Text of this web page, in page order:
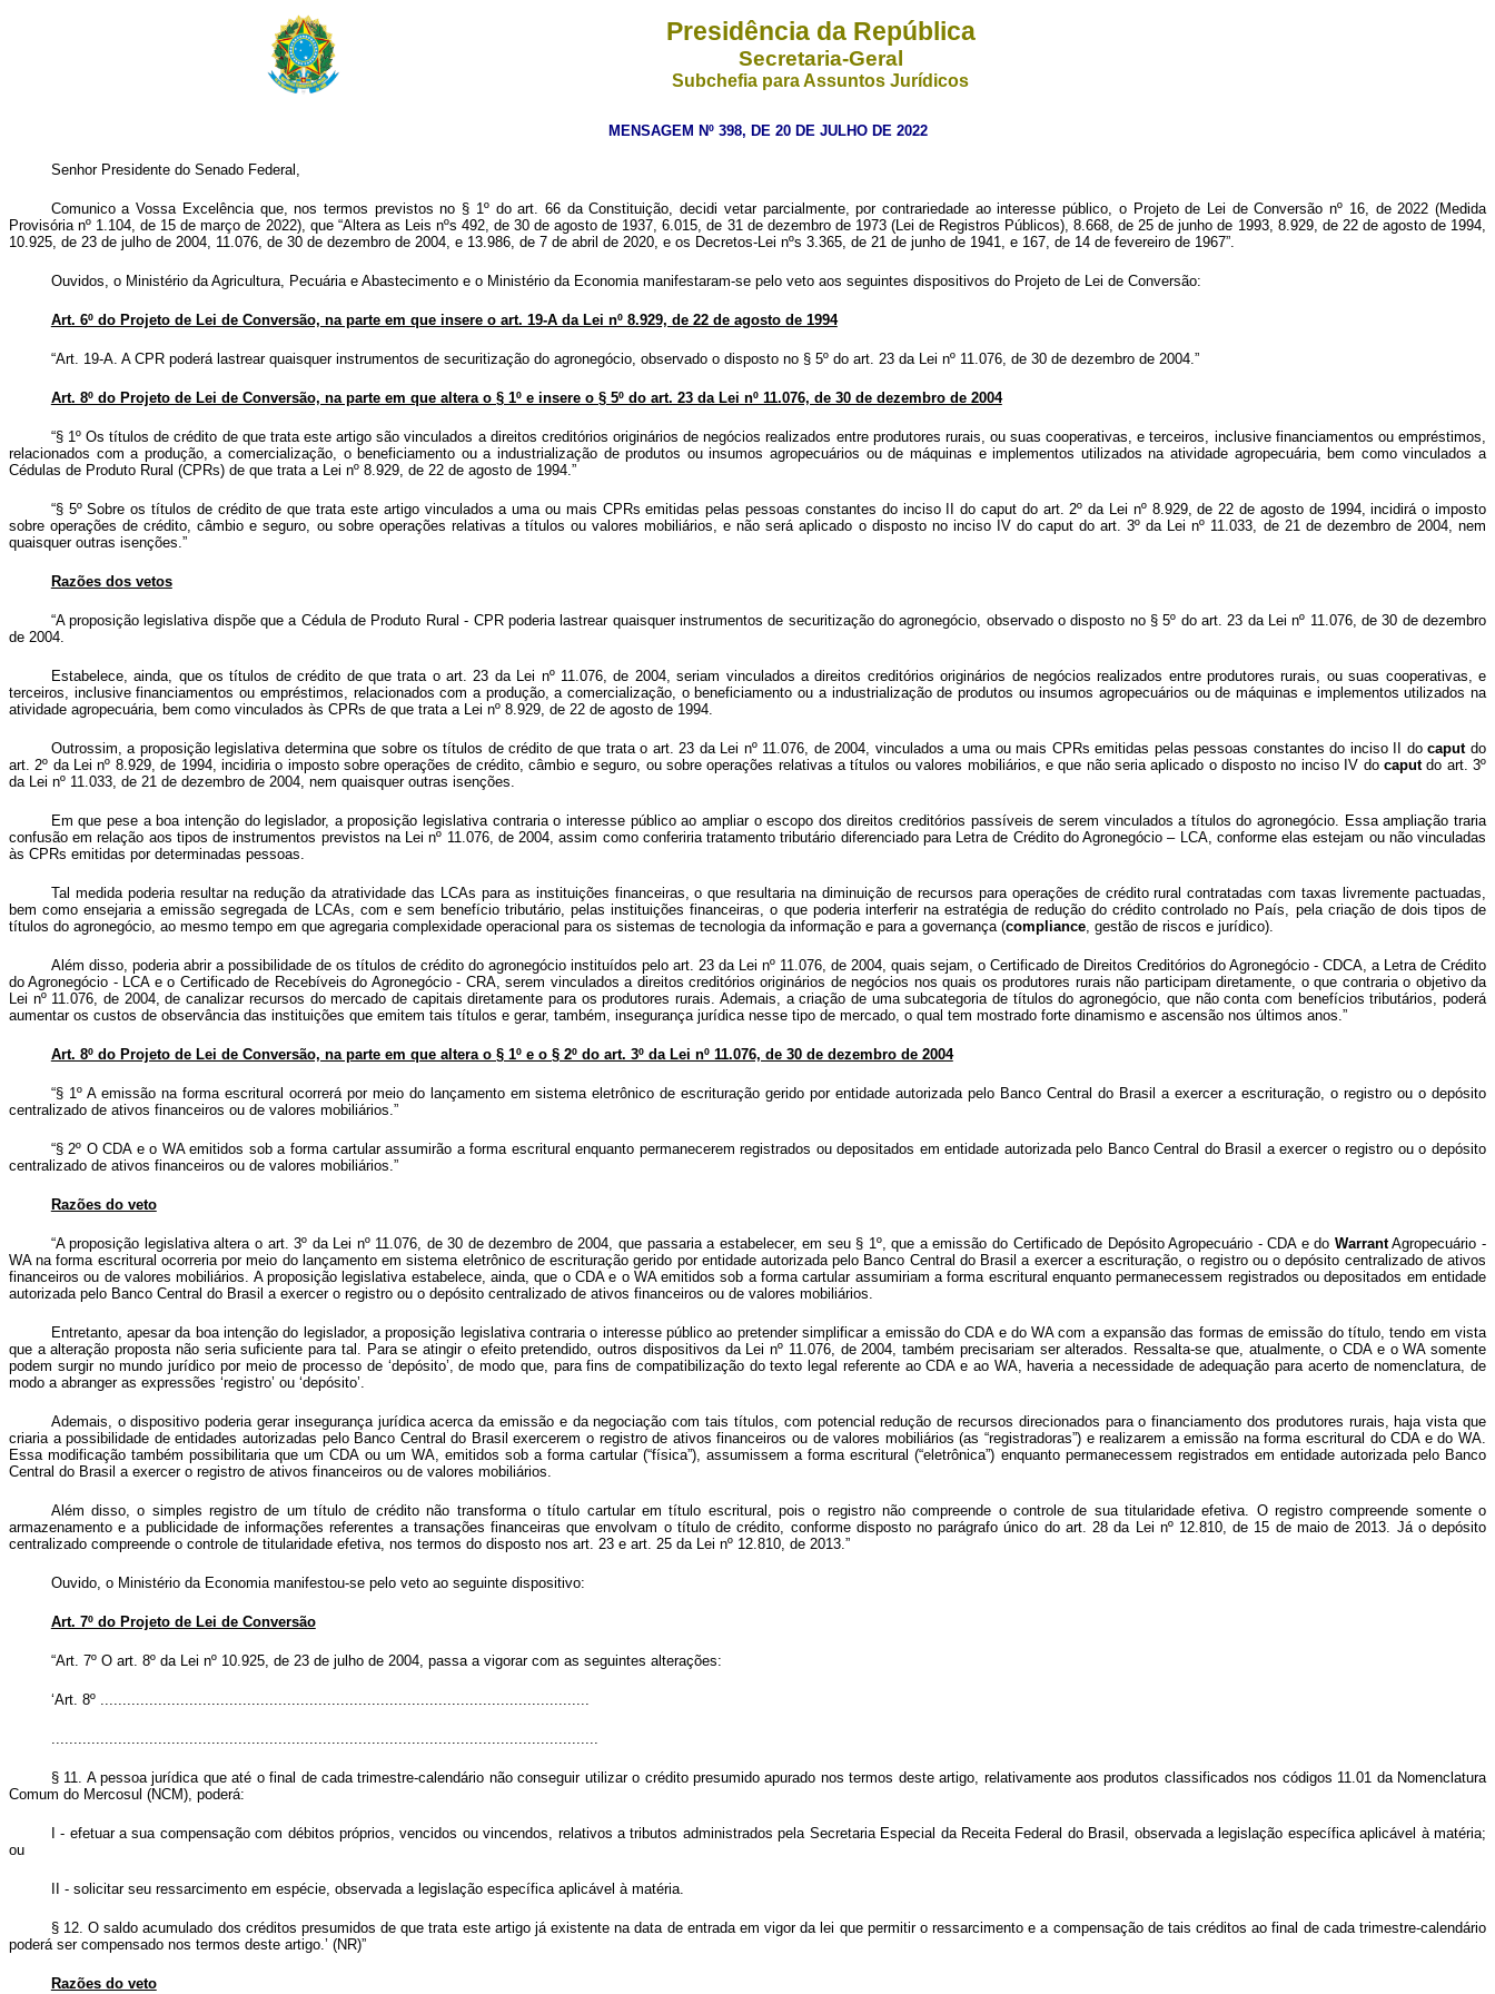
Presidência da República
Secretaria-Geral
Subchefia para Assuntos Jurídicos
MENSAGEM Nº 398, DE 20 DE JULHO DE 2022
Senhor Presidente do Senado Federal,
Comunico a Vossa Excelência que, nos termos previstos no § 1º do art. 66 da Constituição, decidi vetar parcialmente, por contrariedade ao interesse público, o Projeto de Lei de Conversão nº 16, de 2022 (Medida
Provisória nº 1.104, de 15 de março de 2022), que “Altera as Leis nºs 492, de 30 de agosto de 1937, 6.015, de 31 de dezembro de 1973 (Lei de Registros Públicos), 8.668, de 25 de junho de 1993, 8.929, de 22 de agosto de 1994,
10.925, de 23 de julho de 2004, 11.076, de 30 de dezembro de 2004, e 13.986, de 7 de abril de 2020, e os Decretos-Lei nºs 3.365, de 21 de junho de 1941, e 167, de 14 de fevereiro de 1967”.
Ouvidos, o Ministério da Agricultura, Pecuária e Abastecimento e o Ministério da Economia manifestaram-se pelo veto aos seguintes dispositivos do Projeto de Lei de Conversão:
Art. 6º do Projeto de Lei de Conversão, na parte em que insere o art. 19-A da Lei nº 8.929, de 22 de agosto de 1994
“Art. 19-A. A CPR poderá lastrear quaisquer instrumentos de securitização do agronegócio, observado o disposto no § 5º do art. 23 da Lei nº 11.076, de 30 de dezembro de 2004.”
Art. 8º do Projeto de Lei de Conversão, na parte em que altera o § 1º e insere o § 5º do art. 23 da Lei nº 11.076, de 30 de dezembro de 2004
“§ 1º Os títulos de crédito de que trata este artigo são vinculados a direitos creditórios originários de negócios realizados entre produtores rurais, ou suas cooperativas, e terceiros, inclusive financiamentos ou empréstimos,
relacionados com a produção, a comercialização, o beneficiamento ou a industrialização de produtos ou insumos agropecuários ou de máquinas e implementos utilizados na atividade agropecuária, bem como vinculados a
Cédulas de Produto Rural (CPRs) de que trata a Lei nº 8.929, de 22 de agosto de 1994.”
“§ 5º Sobre os títulos de crédito de que trata este artigo vinculados a uma ou mais CPRs emitidas pelas pessoas constantes do inciso II do caputdo art. 2º da Lei nº 8.929, de 22 de agosto de 1994, incidirá o imposto
sobre operações de crédito, câmbio e seguro, ou sobre operações relativas a títulos ou valores mobiliários, e não será aplicado o disposto no inciso IV do caputdo art. 3º da Lei nº 11.033, de 21 de dezembro de 2004, nem
quaisquer outras isenções.”
Razões dos vetos
“A proposição legislativa dispõe que a Cédula de Produto Rural - CPR poderia lastrear quaisquer instrumentos de securitização do agronegócio, observado o disposto no § 5º do art. 23 da Lei nº 11.076, de 30 de dezembro
de 2004.
Estabelece, ainda, que os títulos de crédito de que trata o art. 23 da Lei nº 11.076, de 2004, seriam vinculados a direitos creditórios originários de negócios realizados entre produtores rurais, ou suas cooperativas, e
terceiros, inclusive financiamentos ou empréstimos, relacionados com a produção, a comercialização, o beneficiamento ou a industrialização de produtos ou insumos agropecuários ou de máquinas e implementos utilizados na
atividade agropecuária, bem como vinculados às CPRs de que trata a Lei nº 8.929, de 22 de agosto de 1994.
Outrossim, a proposição legislativa determina que sobre os títulos de crédito de que trata o art. 23 da Lei nº 11.076, de 2004, vinculados a uma ou mais CPRs emitidas pelas pessoas constantes do inciso II docaputdo
art. 2º da Lei nº 8.929, de 1994, incidiria o imposto sobre operações de crédito, câmbio e seguro, ou sobre operações relativas a títulos ou valores mobiliários, e que não seria aplicado o disposto no inciso IV do caputdo art. 3º
da Lei nº 11.033, de 21 de dezembro de 2004, nem quaisquer outras isenções.
Em que pese a boa intenção do legislador, a proposição legislativa contraria o interesse público ao ampliar o escopo dos direitos creditórios passíveis de serem vinculados a títulos do agronegócio. Essa ampliação traria
confusão em relação aos tipos de instrumentos previstos na Lei nº 11.076, de 2004, assim como conferiria tratamento tributário diferenciado para Letra de Crédito do Agronegócio – LCA, conforme elas estejam ou não vinculadas
às CPRs emitidas por determinadas pessoas.
Tal medida poderia resultar na redução da atratividade das LCAs para as instituições financeiras, o que resultaria na diminuição de recursos para operações de crédito rural contratadas com taxas livremente pactuadas,
bem como ensejaria a emissão segregada de LCAs, com e sem benefício tributário, pelas instituições financeiras, o que poderia interferir na estratégia de redução do crédito controlado no País, pela criação de dois tipos de
títulos do agronegócio, ao mesmo tempo em que agregaria complexidade operacional para os sistemas de tecnologia da informação e para a governança (compliance, gestão de riscos e jurídico).
Além disso, poderia abrir a possibilidade de os títulos de crédito do agronegócio instituídos pelo art. 23 da Lei nº 11.076, de 2004, quais sejam, o Certificado de Direitos Creditórios do Agronegócio - CDCA, a Letra de Crédito
do Agronegócio - LCA e o Certificado de Recebíveis do Agronegócio - CRA, serem vinculados a direitos creditórios originários de negócios nos quais os produtores rurais não participam diretamente, o que contraria o objetivo da
Lei nº 11.076, de 2004, de canalizar recursos do mercado de capitais diretamente para os produtores rurais. Ademais, a criação de uma subcategoria de títulos do agronegócio, que não conta com benefícios tributários, poderá
aumentar os custos de observância das instituições que emitem tais títulos e gerar, também, insegurança jurídica nesse tipo de mercado, o qual tem mostrado forte dinamismo e ascensão nos últimos anos.”
Art. 8º do Projeto de Lei de Conversão, na parte em que altera o § 1º e o § 2º do art. 3º da Lei nº 11.076, de 30 de dezembro de 2004
“§ 1º A emissão na forma escritural ocorrerá por meio do lançamento em sistema eletrônico de escrituração gerido por entidade autorizada pelo Banco Central do Brasil a exercer a escrituração, o registro ou o depósito
centralizado de ativos financeiros ou de valores mobiliários.”
“§ 2º O CDA e o WA emitidos sob a forma cartular assumirão a forma escritural enquanto permanecerem registrados ou depositados em entidade autorizada pelo Banco Central do Brasil a exercer o registro ou o depósito
centralizado de ativos financeiros ou de valores mobiliários.”
Razões do veto
“A proposição legislativa altera o art. 3º da Lei nº 11.076, de 30 de dezembro de 2004, que passaria a estabelecer, em seu § 1º, que a emissão do Certificado de Depósito Agropecuário - CDA e do WarrantAgropecuário -
WA na forma escritural ocorreria por meio do lançamento em sistema eletrônico de escrituração gerido por entidade autorizada pelo Banco Central do Brasil a exercer a escrituração, o registro ou o depósito centralizado de ativos
financeiros ou de valores mobiliários. A proposição legislativa estabelece, ainda, que o CDA e o WA emitidos sob a forma cartular assumiriam a forma escritural enquanto permanecessem registrados ou depositados em entidade
autorizada pelo Banco Central do Brasil a exercer o registro ou o depósito centralizado de ativos financeiros ou de valores mobiliários.
Entretanto, apesar da boa intenção do legislador, a proposição legislativa contraria o interesse público ao pretender simplificar a emissão do CDA e do WA com a expansão das formas de emissão do título, tendo em vista
que a alteração proposta não seria suficiente para tal. Para se atingir o efeito pretendido, outros dispositivos da Lei nº 11.076, de 2004, também precisariam ser alterados. Ressalta-se que, atualmente, o CDA e o WA somente
podem surgir no mundo jurídico por meio de processo de ‘depósito’, de modo que, para fins de compatibilização do texto legal referente ao CDA e ao WA, haveria a necessidade de adequação para acerto de nomenclatura, de
modo a abranger as expressões ‘registro’ ou ‘depósito’.
Ademais, o dispositivo poderia gerar insegurança jurídica acerca da emissão e da negociação com tais títulos, com potencial redução de recursos direcionados para o financiamento dos produtores rurais, haja vista que
criaria a possibilidade de entidades autorizadas pelo Banco Central do Brasil exercerem o registro de ativos financeiros ou de valores mobiliários (as “registradoras”) e realizarem a emissão na forma escritural do CDA e do WA.
Essa modificação também possibilitaria que um CDA ou um WA, emitidos sob a forma cartular (“física”), assumissem a forma escritural (“eletrônica”) enquanto permanecessem registrados em entidade autorizada pelo Banco
Central do Brasil a exercer o registro de ativos financeiros ou de valores mobiliários.
Além disso, o simples registro de um título de crédito não transforma o título cartular em título escritural, pois o registro não compreende o controle de sua titularidade efetiva. O registro compreende somente o
armazenamento e a publicidade de informações referentes a transações financeiras que envolvam o título de crédito, conforme disposto no parágrafo único do art. 28 da Lei nº 12.810, de 15 de maio de 2013. Já o depósito
centralizado compreende o controle de titularidade efetiva, nos termos do disposto nos art. 23 e art. 25 da Lei nº 12.810, de 2013.”
Ouvido, o Ministério da Economia manifestou-se pelo veto ao seguinte dispositivo:
Art. 7º do Projeto de Lei de Conversão
“Art. 7º O art. 8º da Lei nº 10.925, de 23 de julho de 2004, passa a vigorar com as seguintes alterações:
‘Art. 8º ..............................................................................................................
...........................................................................................................................
§ 11. A pessoa jurídica que até o final de cada trimestre-calendário não conseguir utilizar o crédito presumido apurado nos termos deste artigo, relativamente aos produtos classificados nos códigos 11.01 da Nomenclatura
Comum do Mercosul (NCM), poderá:
I - efetuar a sua compensação com débitos próprios, vencidos ou vincendos, relativos a tributos administrados pela Secretaria Especial da Receita Federal do Brasil, observada a legislação específica aplicável à matéria;
ou
II - solicitar seu ressarcimento em espécie, observada a legislação específica aplicável à matéria.
§ 12. O saldo acumulado dos créditos presumidos de que trata este artigo já existente na data de entrada em vigor da lei que permitir o ressarcimento e a compensação de tais créditos ao final de cada trimestre-calendário
poderá ser compensado nos termos deste artigo.’ (NR)”
Razões do veto